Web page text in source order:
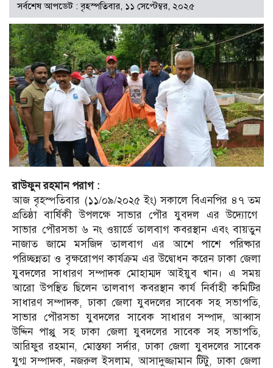
সর্বশেষ আপডেট : বৃহস্পতিবার, ১১ সেপ্টেম্বর, ২০২৫
রাউফুন রহমান পরাগ :
আজ বৃহস্পতিবার (১১/০৯/২০২৫ ইং) সকালে বিএনপির ৪৭ তম
প্রতিষ্ঠা বার্ষিকী উপলক্ষে সাভার পৌর যুবদল এর উদ্যোগে
সাভার পৌরসভা ৬ নং ওয়ার্ডে তালবাগ কবরস্থান এবং বায়তুন
নাজাত জামে মসজিদ তালবাগ এর আশে পাশে পরিষ্কার
পরিচ্ছন্নতা ও বৃক্ষরোপণ কার্যক্রম এর উদ্বোধন করেন ঢাকা জেলা
যুবদলের সাধারণ সম্পাদক মোহাম্মদ আইয়ুব খান। এ সময়
আরো উপস্থিত ছিলেন তালবাগ কবরস্থান কার্য নির্বাহী কমিটির
সাধারণ সম্পাদক, ঢাকা জেলা যুবদলের সাবেক সহ সভাপতি,
সাভার পৌরসভা যুবদলের সাবেক সাধারণ সম্পাদ, আব্বাস
উদ্দিন পাপ্পু সহ ঢাকা জেলা যুবদলের সাবেক সহ সভাপতি,
আরিফুর রহমান, মোস্তফা সর্দার, ঢাকা জেলা যুবদলের সাবেক
যুগ্ম সম্পাদক, নজরুল ইসলাম, আসাদুজ্জামান টিটু, ঢাকা জেলা